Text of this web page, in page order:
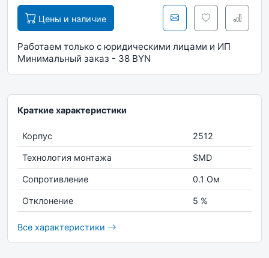
Цены и наличие
Работаем только с юридическими лицами и ИП
Минимальный заказ - 38 BYN
Краткие характеристики
Корпус 2512
Технология монтажа SMD
Сопротивление 0.1 Ом
Отклонение 5 %
Все характеристики